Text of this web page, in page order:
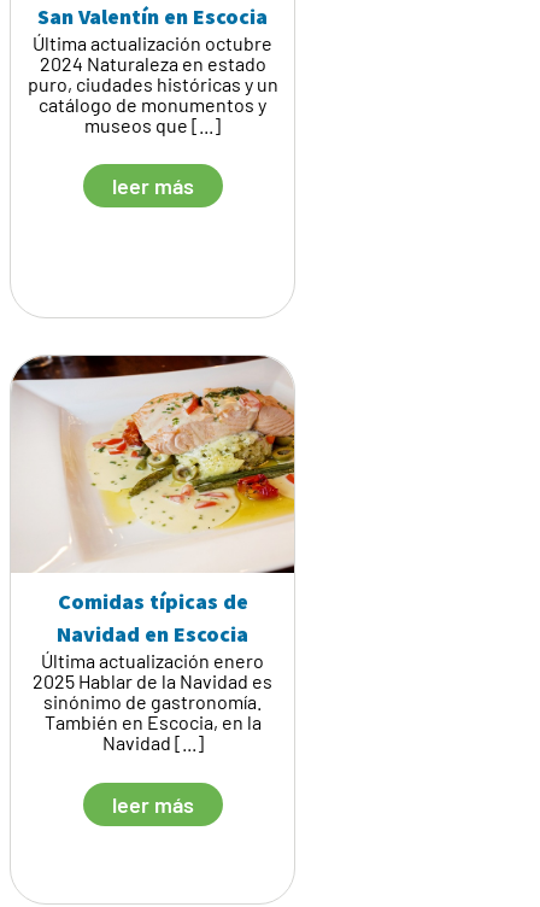
San Valentín en Escocia
Última actualización octubre
2024 Naturaleza en estado
puro, ciudades históricas y un
catálogo de monumentos y
museos que [...]
leer más
Comidas típicas de
Navidad en Escocia
Última actualización enero
2025 Hablar de la Navidad es
sinónimo de gastronomía.
También en Escocia, en la
Navidad [...]
leer más